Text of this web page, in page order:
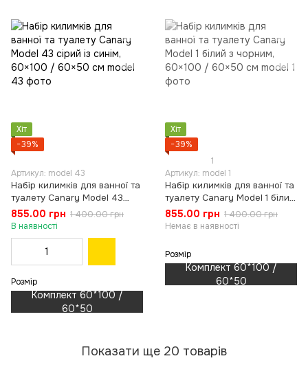
Хіт
−39%
Артикул: model 43
Набір килимків для ванної та
туалету Canary Model 43
сірий із синім, 60×100 /
60×50 см
855.00 грн 1 400.00 грн
В наявності
Розмір
Комплект 60*100 /
60*50
Хіт
−39%
1
Артикул: model 1
Набір килимків для ванної та
туалету Canary Model 1 білий
з чорним, 60×100 / 60×50 см
855.00 грн 1 400.00 грн
Немає в наявності
Розмір
Комплект 60*100 /
60*50
Показати ще 20 товарів